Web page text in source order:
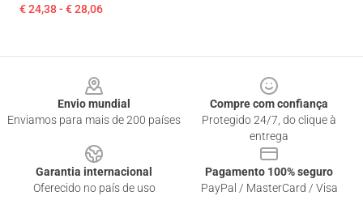
€ 24,38 - € 28,06
Envio mundial
Enviamos para mais de 200 países
Compre com confiança
Protegido 24/7, do clique à
entrega
Garantia internacional
Oferecido no país de uso
Pagamento 100% seguro
PayPal / MasterCard / Visa